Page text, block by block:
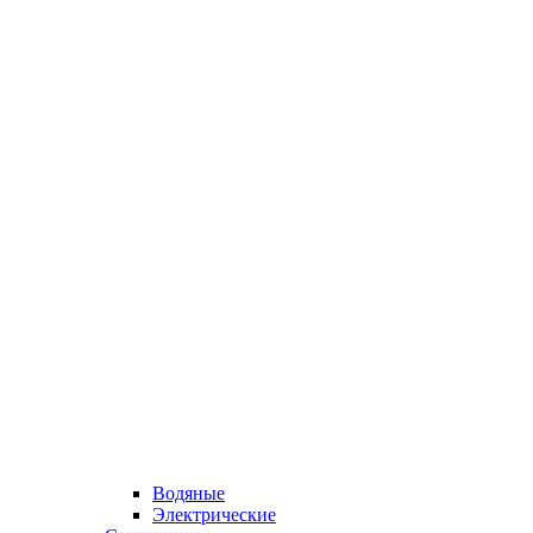
Водяные
Электрические